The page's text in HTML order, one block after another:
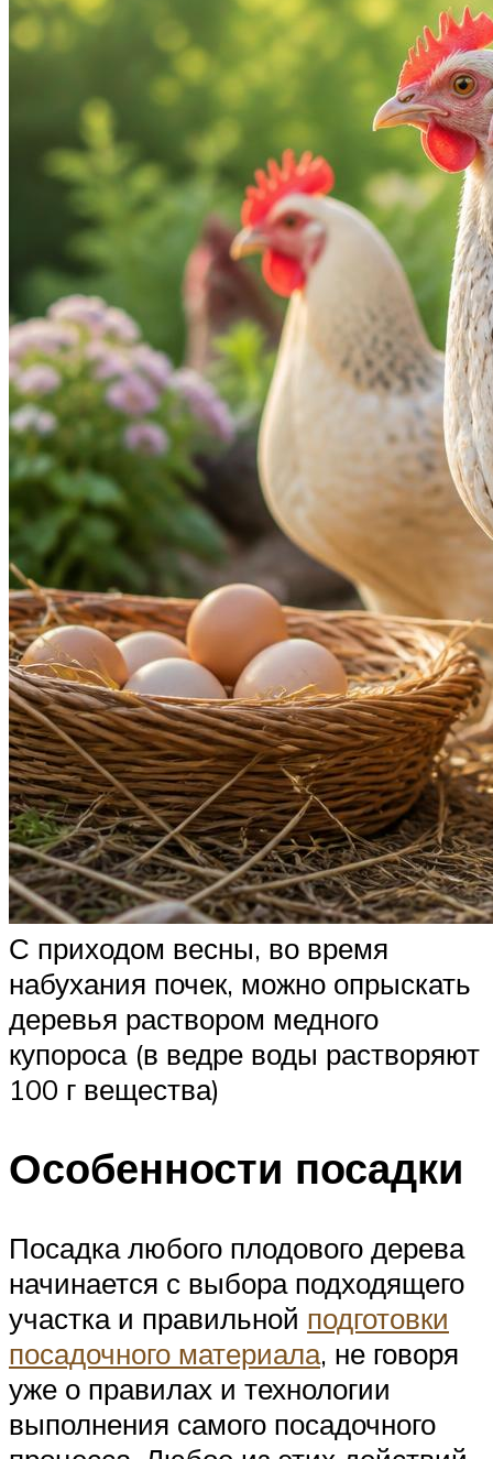
С приходом весны, во время
набухания почек, можно опрыскать
деревья раствором медного
купороса (в ведре воды растворяют
100 г вещества)
Особенности посадки
Посадка любого плодового дерева
начинается с выбора подходящего
участка и правильной подготовки
посадочного материала, не говоря
уже о правилах и технологии
выполнения самого посадочного